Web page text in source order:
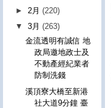
► 2月(220)
▼3月(263)
金流透明有誠信 地
政局邀地政士及
不動產經紀業者
防制洗錢
溪頂寮大橋至新港
社大道9分鐘 臺